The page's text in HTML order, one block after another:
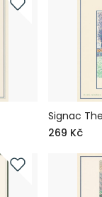
Signac
269 Kč